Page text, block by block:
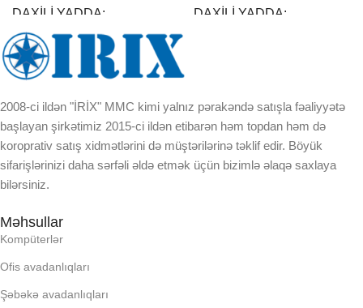
DAXILI YADDA
EKRAN
KORPUSUN RNGI:
LCD
PROCESSOR
DAXILI YADDA
KORPUSUN RNGI:
2008-ci ildən "İRİX" MMC kimi yalnız pərakəndə satışla fəaliyyətə
başlayan şirkətimiz 2015-ci ildən etibarən həm topdan həm də
koroprativ satış xidmətlərini də müştərilərinə təklif edir. Böyük
sifarişlərinizi daha sərfəli əldə etmək üçün bizimlə əlaqə saxlaya
bilərsiniz.
Məhsullar
Kompüterlər
Ofis avadanlıqları
Şəbəkə avadanlıqları